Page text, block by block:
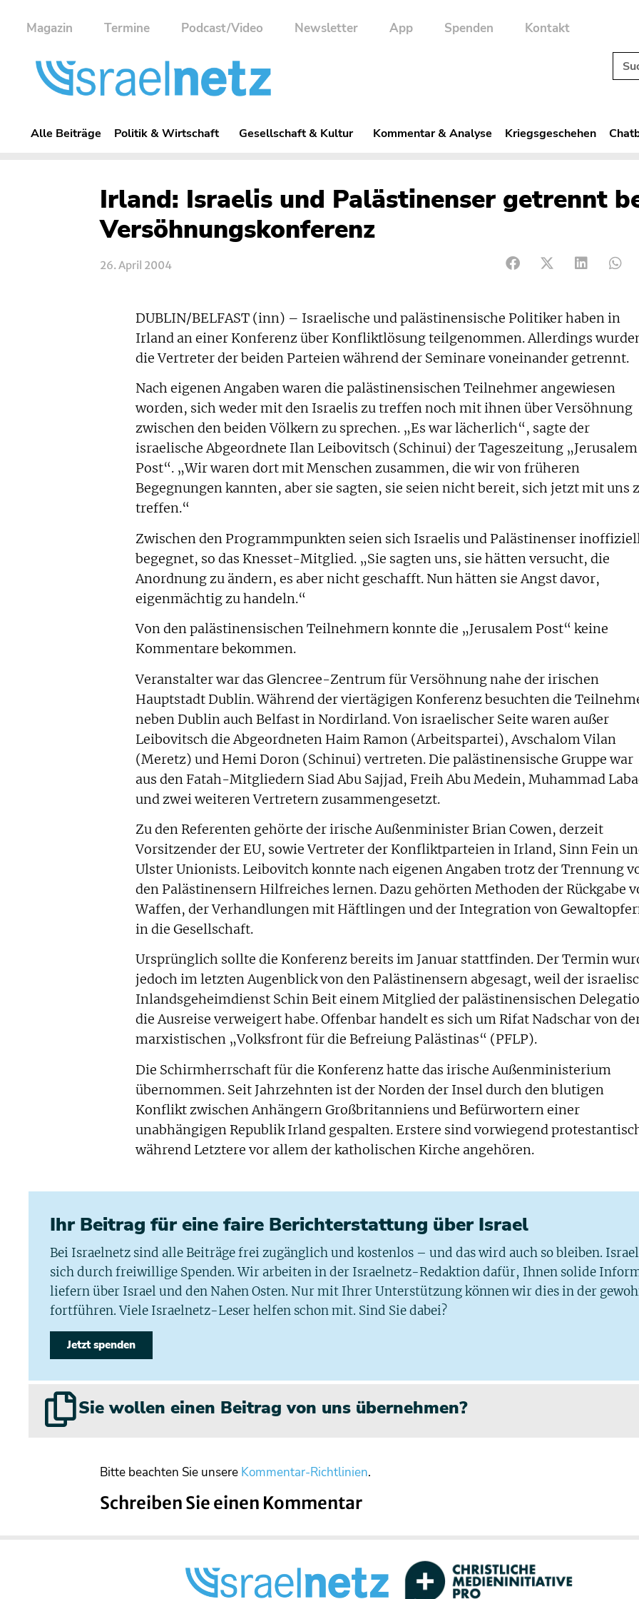
Magazin Termine Podcast/Video Newsletter App Spenden Kontakt
Alle Beiträge Politik & Wirtschaft Gesellschaft & Kultur Kommentar & Analyse Kriegsgeschehen
Irland: Israelis und Palästinenser getrennt
Versöhnungskonferenz
26. April 2004
DUBLIN/BELFAST (inn) – Israelische und palästinensische Politiker haben in
Irland an einer Konferenz über Konfliktlösung teilgenommen. Allerdings
die Vertreter der beiden Parteien während der Seminare voneinander getrennt.
Nach eigenen Angaben waren die palästinensischen Teilnehmer angewiesen
worden, sich weder mit den Israelis zu treffen noch mit ihnen über Versöhnung
zwischen den beiden Völkern zu sprechen. „Es war lächerlich“, sagte der
israelische Abgeordnete Ilan Leibovitsch (Schinui) der Tageszeitung „Jerusalem
Post“. „Wir waren dort mit Menschen zusammen, die wir von früheren
Begegnungen kannten, aber sie sagten, sie seien nicht bereit, sich jetzt mit uns
treffen.“
Zwischen den Programmpunkten seien sich Israelis und Palästinenser
begegnet, so das Knesset-Mitglied. „Sie sagten uns, sie hätten versucht, die
Anordnung zu ändern, es aber nicht geschafft. Nun hätten sie Angst davor,
eigenmächtig zu handeln.“
Von den palästinensischen Teilnehmern konnte die „Jerusalem Post“ keine
Kommentare bekommen.
Veranstalter war das Glencree-Zentrum für Versöhnung nahe der irischen
Hauptstadt Dublin. Während der viertägigen Konferenz besuchten die
neben Dublin auch Belfast in Nordirland. Von israelischer Seite waren außer
Leibovitsch die Abgeordneten Haim Ramon (Arbeitspartei), Avschalom Vilan
(Meretz) und Hemi Doron (Schinui) vertreten. Die palästinensische Gruppe war
aus den Fatah-Mitgliedern Siad Abu Sajjad, Freih Abu Medein, Muhammad
und zwei weiteren Vertretern zusammengesetzt.
Zu den Referenten gehörte der irische Außenminister Brian Cowen, derzeit
Vorsitzender der EU, sowie Vertreter der Konfliktparteien in Irland, Sinn Fein
Ulster Unionists. Leibovitch konnte nach eigenen Angaben trotz der Trennung
den Palästinensern Hilfreiches lernen. Dazu gehörten Methoden der Rückgabe
Waffen, der Verhandlungen mit Häftlingen und der Integration von
in die Gesellschaft.
Ursprünglich sollte die Konferenz bereits im Januar stattfinden. Der Termin
jedoch im letzten Augenblick von den Palästinensern abgesagt, weil der
Inlandsgeheimdienst Schin Beit einem Mitglied der palästinensischen
die Ausreise verweigert habe. Offenbar handelt es sich um Rifat Nadschar von
marxistischen „Volksfront für die Befreiung Palästinas“ (PFLP).
Die Schirmherrschaft für die Konferenz hatte das irische Außenministerium
übernommen. Seit Jahrzehnten ist der Norden der Insel durch den blutigen
Konflikt zwischen Anhängern Großbritanniens und Befürwortern einer
unabhängigen Republik Irland gespalten. Erstere sind vorwiegend
während Letztere vor allem der katholischen Kirche angehören.
Ihr Beitrag für eine faire Berichterstattung über Israel
Bei Israelnetz sind alle Beiträge frei zugänglich und kostenlos – und das wird auch so bleiben.
sich durch freiwillige Spenden. Wir arbeiten in der Israelnetz-Redaktion dafür, Ihnen solide
liefern über Israel und den Nahen Osten. Nur mit Ihrer Unterstützung können wir dies in der
fortführen. Viele Israelnetz-Leser helfen schon mit. Sind Sie dabei?
Jetzt spenden
Sie wollen einen Beitrag von uns übernehmen?
Bitte beachten Sie unsere Kommentar-Richtlinien.
Schreiben Sie einen Kommentar